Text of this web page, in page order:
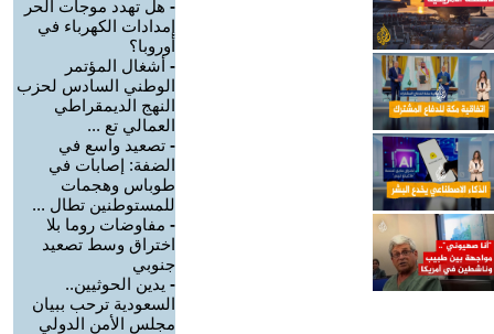
- هل تهدد موجات الحر
إمدادات الكهرباء في
أوروبا؟
- أشغال المؤتمر
الوطني السادس لحزب
النهج الديمقراطي
العمالي تع ...
- تصعيد واسع في
الضفة: إصابات في
طوباس وهجمات
للمستوطنين تطال ...
- مفاوضات روما بلا
اختراق وسط تصعيد
جنوبي
- يدين الحوثيين..
السعودية ترحب ببيان
مجلس الأمن الدولي